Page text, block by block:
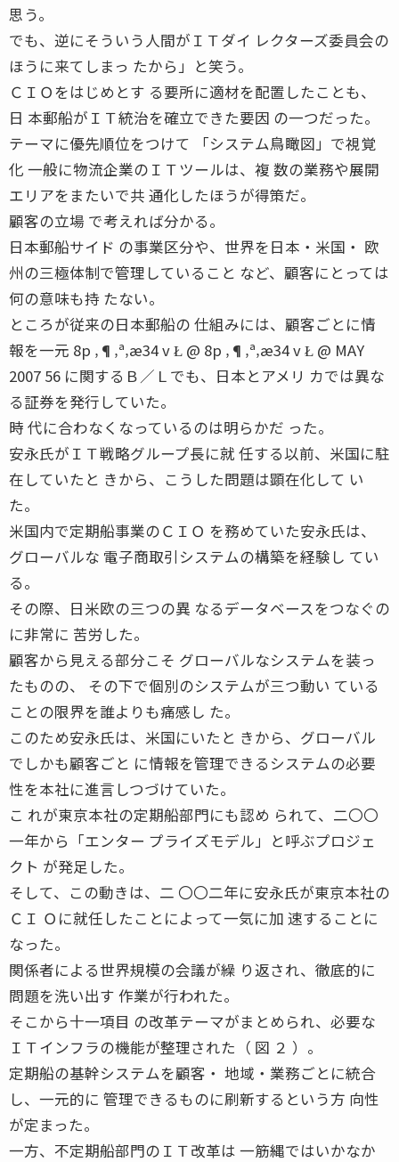
思う。
でも、逆にそういう人間がＩＴダイ レクターズ委員会の
ほうに来てしまっ たから」と笑う。
ＣＩＯをはじめとす る要所に適材を配置したことも、
日 本郵船がＩＴ統治を確立できた要因 の一つだった。
テーマに優先順位をつけて 「システム鳥瞰図」で視覚
化 一般に物流企業のＩＴツールは、複 数の業務や展開
エリアをまたいで共 通化したほうが得策だ。
顧客の立場 で考えれば分かる。
日本郵船サイド の事業区分や、世界を日本・米国・ 欧
州の三極体制で管理していること など、顧客にとっては
何の意味も持 たない。
ところが従来の日本郵船の 仕組みには、顧客ごとに情
報を一元 8p ‚¶‚ª‚æ34 v Ł @ 8p ‚¶‚ª‚æ34 v Ł @ MAY
2007 56 に関するＢ／Ｌでも、日本とアメリ カでは異な
る証券を発行していた。
時 代に合わなくなっているのは明らかだ った。
安永氏がＩＴ戦略グループ長に就 任する以前、米国に駐
在していたと きから、こうした問題は顕在化して い
た。
米国内で定期船事業のＣＩＯ を務めていた安永氏は、
グローバルな 電子商取引システムの構築を経験し てい
る。
その際、日米欧の三つの異 なるデータベースをつなぐの
に非常に 苦労した。
顧客から見える部分こそ グローバルなシステムを装っ
たものの、 その下で個別のシステムが三つ動い ている
ことの限界を誰よりも痛感し た。
このため安永氏は、米国にいたと きから、グローバル
でしかも顧客ごと に情報を管理できるシステムの必要
性を本社に進言しつづけていた。
こ れが東京本社の定期船部門にも認め られて、二〇〇
一年から「エンター プライズモデル」と呼ぶプロジェ
クト が発足した。
そして、この動きは、二 〇〇二年に安永氏が東京本社の
ＣＩ Ｏに就任したことによって一気に加 速することに
なった。
関係者による世界規模の会議が繰 り返され、徹底的に
問題を洗い出す 作業が行われた。
そこから十一項目 の改革テーマがまとめられ、必要な
ＩＴインフラの機能が整理された（ 図 ２ ）。
定期船の基幹システムを顧客・ 地域・業務ごとに統合
し、一元的に 管理できるものに刷新するという方 向性
が定まった。
一方、不定期船部門のＩＴ改革は 一筋縄ではいかなか